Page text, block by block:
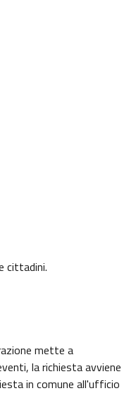
cittadini.
mette a
la richiesta avviene
in comune all'ufficio